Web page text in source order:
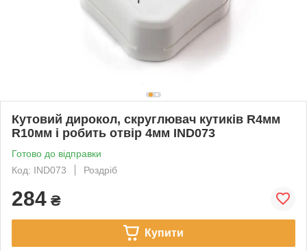
Кутовий дирокол, скруглювач кутиків R4мм
R10мм і робить отвір 4мм IND073
Готово до відправки
Код: IND073
Роздріб
284 ₴
Купити